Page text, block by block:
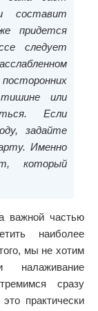
составит
придется
следует
или
Если
задайте
Именно
который
важной частью
наиболее
мы не хотим
сразу
практически